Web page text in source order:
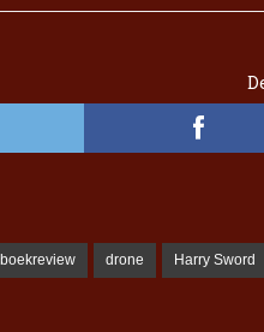
boekreview drone Harry Sword